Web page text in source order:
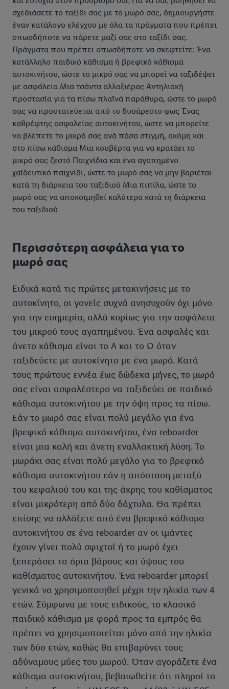
σχεδιάσετε το ταξίδι σας με το μωρό σας, δημιουργήστε
έναν κατάλογο ελέγχου με όλα τα πράγματα που πρέπει
οπωσδήποτε να πάρετε μαζί σας στο ταξίδι σας.
Πράγματα που πρέπει οπωσδήποτε να σκεφτείτε: Ένα
κατάλληλο παιδικό κάθισμα ή βρεφικό κάθισμα
αυτοκινήτου, ώστε το μικρό σας να μπορεί να ταξιδέψει
με ασφάλεια Μια τσάντα αλλαξιέρας Αντηλιακή
προστασία για τα πίσω πλαϊνά παράθυρα, ώστε το μωρό
σας να προστατεύεται από το δυσάρεστο φως Ένας
καθρέφτης ασφαλείας αυτοκινήτου, ώστε να μπορείτε
να βλέπετε το μικρό σας ανά πάσα στιγμή, ακόμη και
στο πίσω κάθισμα Μια κουβέρτα για να κρατάει το
μικρό σας ζεστό Παιχνίδια και ένα αγαπημένο
χαϊδευτικό παιχνίδι, ώστε το μωρό σας να μην βαριέται
κατά τη διάρκεια του ταξιδιού Μια πιπίλα, ώστε το
μωρό σας να αποκοιμηθεί καλύτερα κατά τη διάρκεια
του ταξιδιού
Περισσότερη ασφάλεια για το
μωρό σας
Ειδικά κατά τις πρώτες μετακινήσεις με το
αυτοκίνητο, οι γονείς συχνά ανησυχούν όχι μόνο
για την ευημερία, αλλά κυρίως για την ασφάλεια
του μικρού τους αγαπημένου. Ένα ασφαλές και
άνετο κάθισμα είναι το Α και το Ω όταν
ταξιδεύετε με αυτοκίνητο με ένα μωρό. Κατά
τους πρώτους εννέα έως δώδεκα μήνες, το μωρό
σας είναι ασφαλέστερο να ταξιδεύει σε παιδικό
κάθισμα αυτοκινήτου με την όψη προς τα πίσω.
Εάν το μωρό σας είναι πολύ μεγάλο για ένα
βρεφικό κάθισμα αυτοκινήτου, ένα reboarder
είναι μια καλή και άνετη εναλλακτική λύση. Το
μωράκι σας είναι πολύ μεγάλο για το βρεφικό
κάθισμα αυτοκινήτου εάν η απόσταση μεταξύ
του κεφαλιού του και της άκρης του καθίσματος
είναι μικρότερη από δύο δάχτυλα. Θα πρέπει
επίσης να αλλάξετε από ένα βρεφικό κάθισμα
αυτοκινήτου σε ένα reboarder αν οι ιμάντες
έχουν γίνει πολύ σφιχτοί ή το μωρό έχει
ξεπεράσει τα όρια βάρους και ύψους του
καθίσματος αυτοκινήτου. Ένα reboarder μπορεί
γενικά να χρησιμοποιηθεί μέχρι την ηλικία των 4
ετών. Σύμφωνα με τους ειδικούς, το κλασικό
παιδικό κάθισμα με φορά προς τα εμπρός θα
πρέπει να χρησιμοποιείται μόνο από την ηλικία
των δύο ετών, καθώς θα επιβαρύνει τους
αδύναμους μύες του μωρού. Όταν αγοράζετε ένα
κάθισμα αυτοκινήτου, βεβαιωθείτε ότι πληροί το